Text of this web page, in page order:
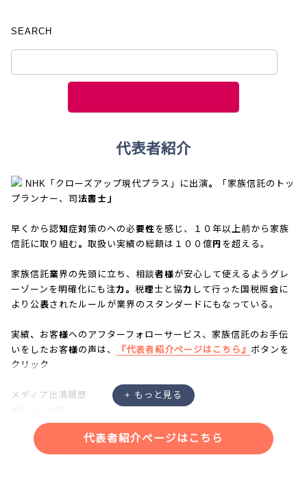
SEARCH
代表者紹介
NHK「クローズアップ現代プラス」に出演。「家族信託のトッ
プランナー、司法書士」
早くから認知症対策のへの必要性を感じ、１０年以上前から家族
信託に取り組む。取扱い実績の総額は１００億円を超える。
家族信託業界の先頭に立ち、相談者様が安心して使えるようグレ
ーゾーンを明確化にも注力。税理士と協力して行った国税照会に
より公表されたルールが業界のスタンダードにもなっている。
実績、お客様へのアフターフォローサービス、家族信託のお手伝
いをしたお客様の声は、
『代表者紹介ページはこちら』 ボタンを
クリック
メディア出演履歴
・NHK「あさイチ」
・NHK「クローズアップ現代プラス」
・NHK「ニュースウォッチ９」
代表者紹介ページはこちら